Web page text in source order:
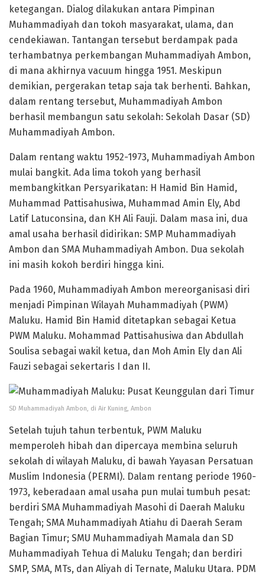
ketegangan. Dialog dilakukan antara Pimpinan
Muhammadiyah dan tokoh masyarakat, ulama, dan
cendekiawan. Tantangan tersebut berdampak pada
terhambatnya perkembangan Muhammadiyah Ambon,
di mana akhirnya vacuum hingga 1951. Meskipun
demikian, pergerakan tetap saja tak berhenti. Bahkan,
dalam rentang tersebut, Muhammadiyah Ambon
berhasil membangun satu sekolah: Sekolah Dasar (SD)
Muhammadiyah Ambon.
Dalam rentang waktu 1952-1973, Muhammadiyah Ambon
mulai bangkit. Ada lima tokoh yang berhasil
membangkitkan Persyarikatan: H Hamid Bin Hamid,
Muhammad Pattisahusiwa, Muhammad Amin Ely, Abd
Latif Latuconsina, dan KH Ali Fauji. Dalam masa ini, dua
amal usaha berhasil didirikan: SMP Muhammadiyah
Ambon dan SMA Muhammadiyah Ambon. Dua sekolah
ini masih kokoh berdiri hingga kini.
Pada 1960, Muhammadiyah Ambon mereorganisasi diri
menjadi Pimpinan Wilayah Muhammadiyah (PWM)
Maluku. Hamid Bin Hamid ditetapkan sebagai Ketua
PWM Maluku. Mohammad Pattisahusiwa dan Abdullah
Soulisa sebagai wakil ketua, dan Moh Amin Ely dan Ali
Fauzi sebagai sekertaris I dan II.
SD Muhammadiyah Ambon, di Air Kuning, Ambon
Setelah tujuh tahun terbentuk, PWM Maluku
memperoleh hibah dan dipercaya membina seluruh
sekolah di wilayah Maluku, di bawah Yayasan Persatuan
Muslim Indonesia (PERMI). Dalam rentang periode 1960-
1973, keberadaan amal usaha pun mulai tumbuh pesat:
berdiri SMA Muhammadiyah Masohi di Daerah Maluku
Tengah; SMA Muhammadiyah Atiahu di Daerah Seram
Bagian Timur; SMU Muhammadiyah Mamala dan SD
Muhammadiyah Tehua di Maluku Tengah; dan berdiri
SMP, SMA, MTs, dan Aliyah di Ternate, Maluku Utara. PDM